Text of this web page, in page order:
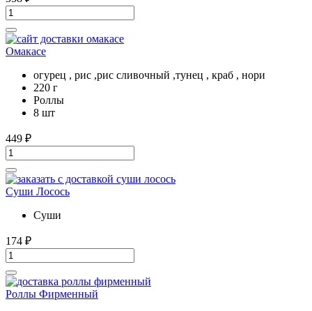
Омакасе
огурец , рис ,рис сливочный ,тунец , краб , нори
220 г
Роллы
8 шт
449 ₽
Суши Лосось
Суши
174 ₽
Роллы Фирменный